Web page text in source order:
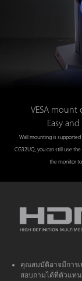
VESA
Easy
Wall mounting is supported
CG32UQ, you can still use
the monitor to
คุณสมบัติอาจมีการเ
สอบถามได้ที่ตัวแท